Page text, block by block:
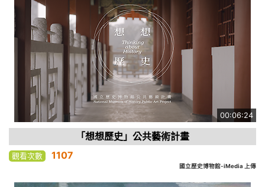
00:06:24
「想想歷史」公共藝術計畫
觀看次數 1107
國立歷史博物館-iMedia 上傳